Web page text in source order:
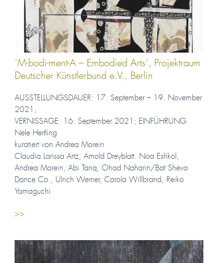
´M-bodi-ment-A – Embodied Arts`, Projektraum
Deutscher Künstlerbund e.V., Berlin
AUSSTELLUNGSDAUER: 17. September – 19. November
2021;
VERNISSAGE: 16. September 2021; EINFÜHRUNG
Nele Hertling
kuratiert von Andrea Morein
Claudia Larissa Artz, Arnold Dreyblatt. Noa Eshkol,
Andrea Morein, Abi Tariq, Ohad Naharin/Bat Sheva
Dance Co., Ulrich Werner, Carola Willbrand, Reiko
Yamaguchi
>>